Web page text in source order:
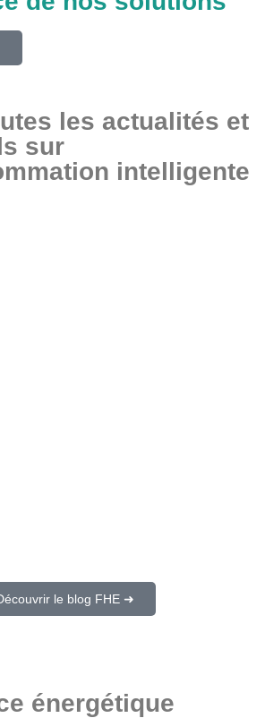
les actualités et
sur
intelligente
le blog FHE ➜
énergétique